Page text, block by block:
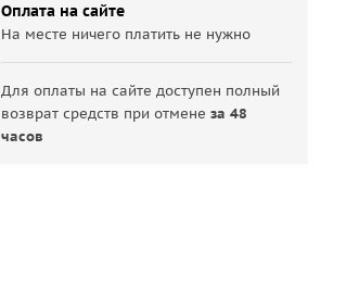
Оплата на сайте
На месте ничего платить не нужно
Для оплаты на сайте доступен полный
возврат средств при отменеза 48
часов